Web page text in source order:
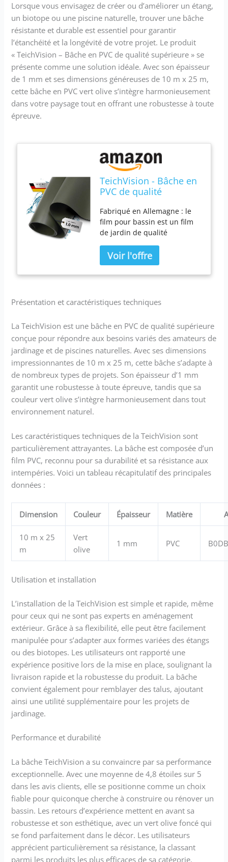
Lorsque vous envisagez de créer ou d’améliorer un étang,
un biotope ou une piscine naturelle, trouver une bâche
résistante et durable est essentiel pour garantir
l’étanchéité et la longévité de votre projet. Le produit
« TeichVision – Bâche en PVC de qualité supérieure » se
présente comme une solution idéale. Avec son épaisseur
de 1 mm et ses dimensions généreuses de 10 m x 25 m,
cette bâche en PVC vert olive s’intègre harmonieusement
dans votre paysage tout en offrant une robustesse à toute
épreuve.
TeichVision - Bâche en
PVC de qualité
- Vert olive - Épaisseur :
1 mm - 10 m x 25 m -
Film PVC vert olive -
Convient pour les
étangs, les biotopes,
les piscines naturelles
Fabriqué en Allemagne : le
film pour bassin est un film
de jardin de qualité
supérieure de TeichVision,
qui est très élastique et
indéchirable. 1 à 720 m² pour
étang de jardin, ruisseau,
couverture. Qualité
supérieure : le revêtement
convainc par sa durabilité et
sa résistance aux influences
extérieures telles que les
rayons UV, les intempéries et
les substances chimiques.
(DIN 53361) Film résistant aux
UV : grâce à ses propriétés,
vous pourrez profiter
épais est compatible avec les
poissons et les plantes,
fabriqué en PVC régénéré et
sans cadmium. Polyvalent :
avec la bâche de bassin, vous
et imperméable s'adapte à
différentes formes.
proposons une large gamme
supérieure pour vos projets
bassin), des géotextiles (toile
de bassin et toile anti-
mauvaises herbes) et
d'autres accessoires.
Présentation et caractéristiques techniques
La TeichVision est une bâche en PVC de qualité supérieure
conçue pour répondre aux besoins variés des amateurs de
jardinage et de piscines naturelles. Avec ses dimensions
impressionnantes de 10 m x 25 m, cette bâche s’adapte à
de nombreux types de projets. Son épaisseur d’1 mm
garantit une robustesse à toute épreuve, tandis que sa
couleur vert olive s’intègre harmonieusement dans tout
environnement naturel.
Les caractéristiques techniques de la TeichVision sont
particulièrement attrayantes. La bâche est composée d’un
film PVC, reconnu pour sa durabilité et sa résistance aux
intempéries. Voici un tableau récapitulatif des principales
données :
Dimension Couleur Épaisseur Matière
10 m x 25
m
Vert
olive
1 mm PVC
Utilisation et installation
L’installation de la TeichVision est simple et rapide, même
pour ceux qui ne sont pas experts en aménagement
extérieur. Grâce à sa flexibilité, elle peut être facilement
manipulée pour s’adapter aux formes variées des étangs
ou des biotopes. Les utilisateurs ont rapporté une
expérience positive lors de la mise en place, soulignant la
livraison rapide et la robustesse du produit. La bâche
convient également pour remblayer des talus, ajoutant
ainsi une utilité supplémentaire pour les projets de
jardinage.
Performance et durabilité
La bâche TeichVision a su convaincre par sa performance
exceptionnelle. Avec une moyenne de 4,8 étoiles sur 5
dans les avis clients, elle se positionne comme un choix
fiable pour quiconque cherche à construire ou rénover un
bassin. Les retours d’expérience mettent en avant sa
robustesse et son esthétique, avec un vert olive foncé qui
se fond parfaitement dans le décor. Les utilisateurs
apprécient particulièrement sa résistance, la classant
parmi les produits les plus efficaces de sa catégorie.